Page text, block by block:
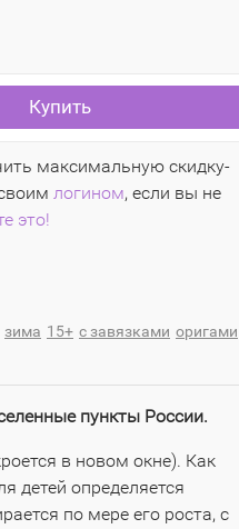
Купить
максимальную скидку-
логином, если вы не
это!
зима 15+ с завязками оригами
пункты России.
в новом окне). Как
детей определяется
по мере его роста, с